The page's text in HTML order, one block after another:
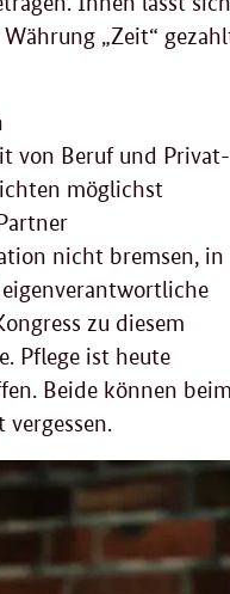
„Zeit“
von Beruf und Privat-
möglichst
nicht bremsen, in
zu diesem
Pflege ist heute
Beide können beim